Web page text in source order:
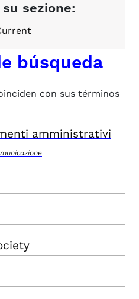
sezione:
búsqueda
con sus términos
amministrativi